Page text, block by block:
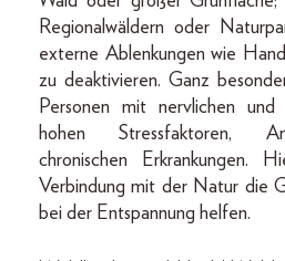
Regionalwäldern oder
externe Ablenkungen wie
zu deaktivieren. Ganz
Personen mit nervlichen und
hohen Stressfaktoren,
chronischen Erkrankungen.
Verbindung mit der Natur die
bei der Entspannung helfen.